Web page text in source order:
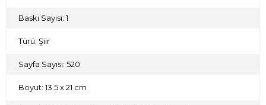
Baskı Sayısı: 1
Türü: Şiir
Sayfa Sayısı: 520
Boyut: 13.5 x 21 cm